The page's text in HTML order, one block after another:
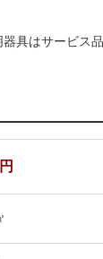
具はサービス品